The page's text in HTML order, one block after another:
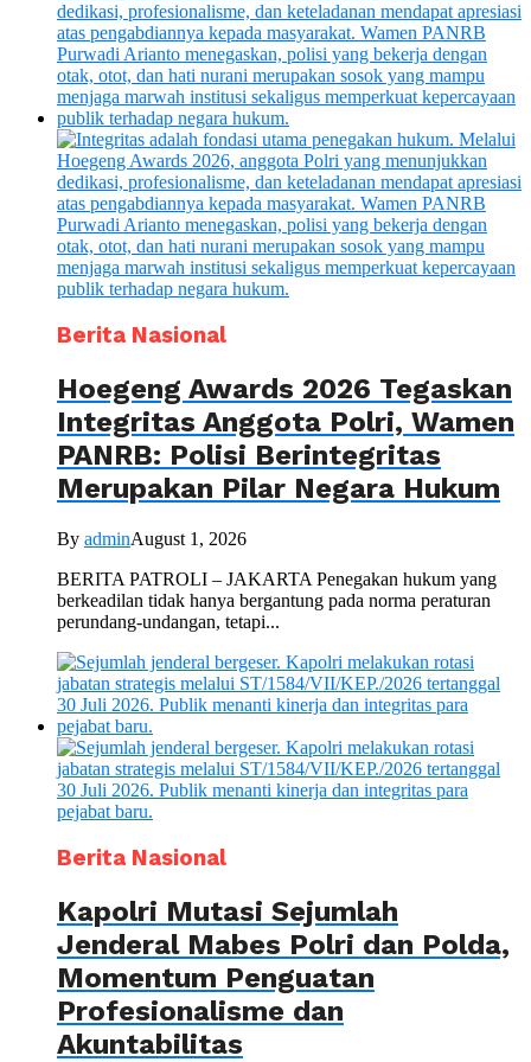
Berita Nasional
Hoegeng Awards 2026 Tegaskan
Integritas Anggota Polri, Wamen
PANRB: Polisi Berintegritas
Merupakan Pilar Negara Hukum
By adminAugust 1, 2026
BERITA PATROLI – JAKARTA Penegakan hukum yang
berkeadilan tidak hanya bergantung pada norma peraturan
perundang-undangan, tetapi...
Berita Nasional
Kapolri Mutasi Sejumlah
Jenderal Mabes Polri dan Polda,
Momentum Penguatan
Profesionalisme dan
Akuntabilitas